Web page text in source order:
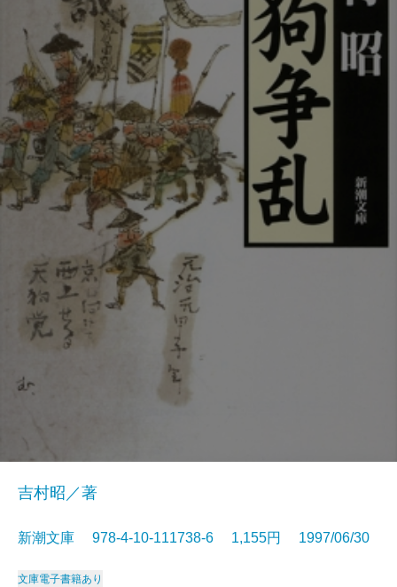
吉村昭／著
新潮文庫 978-4-10-111738-6 1,155円 1997/06/30
文庫電子書籍あり